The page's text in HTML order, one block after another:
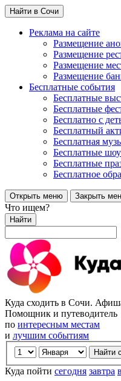
Найти в Сочи
Реклама на сайте
Размещение
Размещение
Размещение
Размещение
Бесплатные события
Бесплатные
Бесплатные
Бесплатно с
Бесплатный
Бесплатная
Бесплатные
Бесплатные
Бесплатное
Открыть меню Закрыть
Что ищем?
Найти
Куда сходить в Сочи.
Помощник и путеводитель
по интересным местам
и лучшим событиям
Куда пойти сегодня завтра